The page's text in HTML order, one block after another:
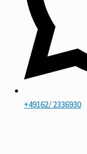
+49162/ 2336930